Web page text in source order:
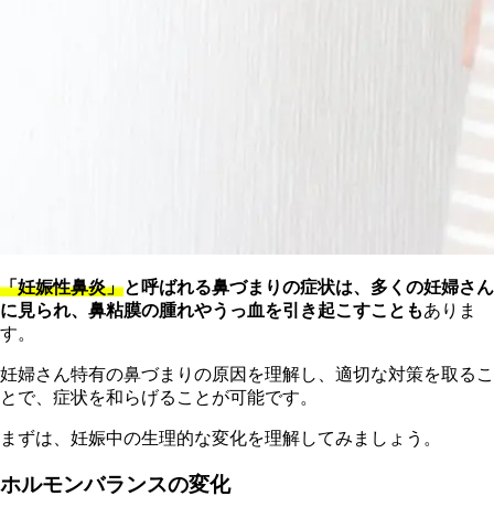
「妊娠性鼻炎」と呼ばれる鼻づまりの症状は、多くの妊婦さん
に見られ、鼻粘膜の腫れやうっ血を引き起こすこともありま
す。
妊婦さん特有の鼻づまりの原因を理解し、適切な対策を取るこ
とで、症状を和らげることが可能です。
まずは、妊娠中の生理的な変化を理解してみましょう。
ホルモンバランスの変化